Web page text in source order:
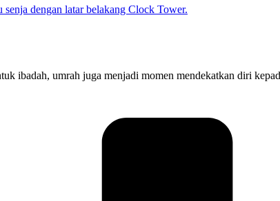
ibadah, umrah juga menjadi momen mendekatkan diri